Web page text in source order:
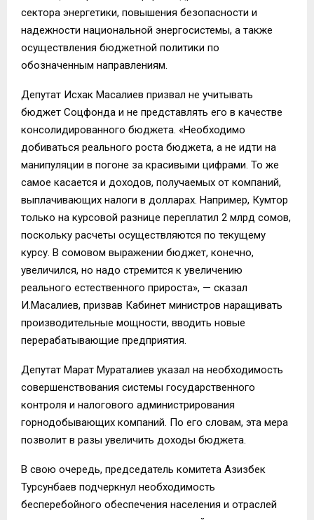
сектора энергетики, повышения безопасности и
надежности национальной энергосистемы, а также
осуществления бюджетной политики по
обозначенным направлениям.
Депутат Исхак Масалиев призвал не учитывать
бюджет Соцфонда и не представлять его в качестве
консолидированного бюджета. «Необходимо
добиваться реального роста бюджета, а не идти на
манипуляции в погоне за красивыми цифрами. То же
самое касается и доходов, получаемых от компаний,
выплачивающих налоги в долларах. Например, Кумтор
только на курсовой разнице переплатил 2 млрд сомов,
поскольку расчеты осуществляются по текущему
курсу. В сомовом выражении бюджет, конечно,
увеличился, но надо стремится к увеличению
реального естественного прироста», — сказал
И.Масалиев, призвав Кабинет министров наращивать
производительные мощности, вводить новые
перерабатывающие предприятия.
Депутат Марат Мураталиев указал на необходимость
совершенствования системы государственного
контроля и налогового администрирования
горнодобывающих компаний. По его словам, эта мера
позволит в разы увеличить доходы бюджета.
В свою очередь, председатель комитета Азизбек
Турсунбаев подчеркнул необходимость
бесперебойного обеспечения населения и отраслей